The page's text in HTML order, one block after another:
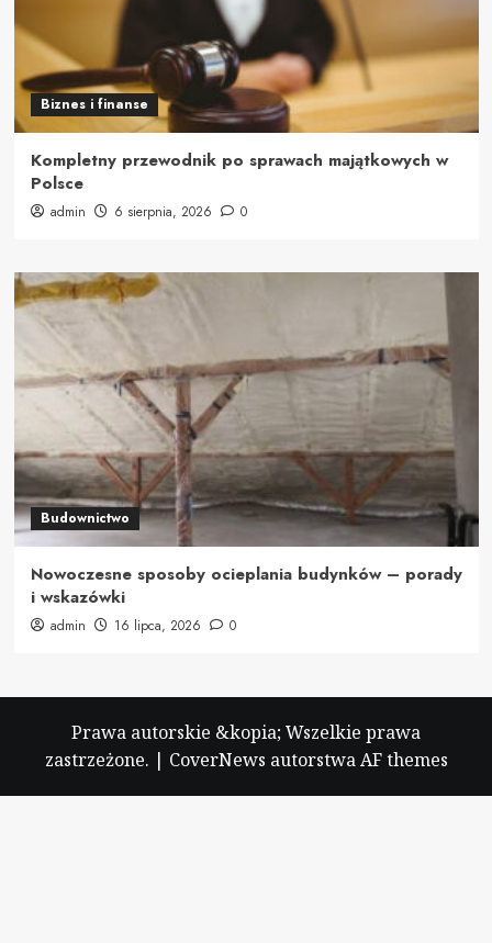
Biznes i finanse
Kompletny przewodnik po sprawach majątkowych w
Polsce
admin 6 sierpnia, 2026 0
Budownictwo
Nowoczesne sposoby ocieplania budynków – porady
i wskazówki
admin 16 lipca, 2026 0
Prawa autorskie &kopia; Wszelkie prawa
zastrzeżone. | CoverNews autorstwa AF themes